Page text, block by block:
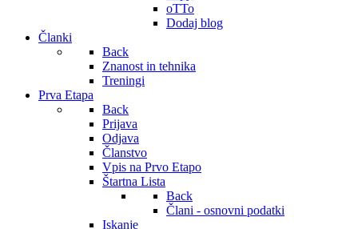
oTTo
Dodaj blog
Članki
Back
Znanost in tehnika
Treningi
Prva Etapa
Back
Prijava
Odjava
Članstvo
Vpis na Prvo Etapo
Štartna Lista
Back
Člani - osnovni podatki
Iskanje